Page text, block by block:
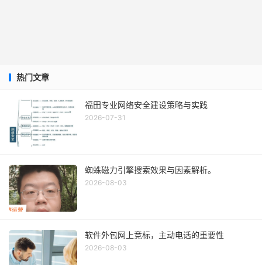
热门文章
福田专业网络安全建设策略与实践
2026-07-31
蜘蛛磁力引擎搜索效果与因素解析。
2026-08-03
软件外包网上竞标，主动电话的重要性
2026-08-03